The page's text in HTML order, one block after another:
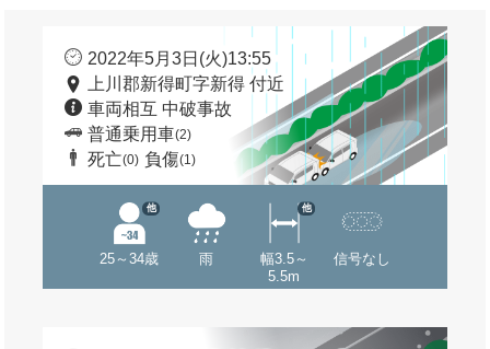
2022年5月3日(火)13:55
上川郡新得町字新得 付近
車両相互 中破事故
普通乗用車(2)
死亡(0) 負傷(1)
25～34歳
他
雨
幅3.5～
5.5m
他
信号なし